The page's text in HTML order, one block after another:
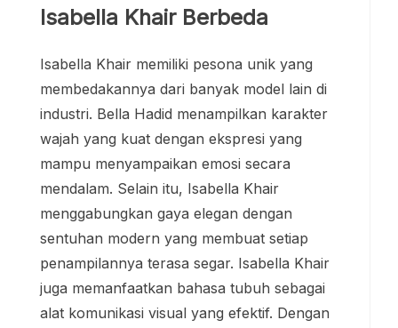
Isabella Khair Berbeda
Isabella Khair memiliki pesona unik yang
membedakannya dari banyak model lain di
industri. Bella Hadid menampilkan karakter
wajah yang kuat dengan ekspresi yang
mampu menyampaikan emosi secara
mendalam. Selain itu, Isabella Khair
menggabungkan gaya elegan dengan
sentuhan modern yang membuat setiap
penampilannya terasa segar. Isabella Khair
juga memanfaatkan bahasa tubuh sebagai
alat komunikasi visual yang efektif. Dengan